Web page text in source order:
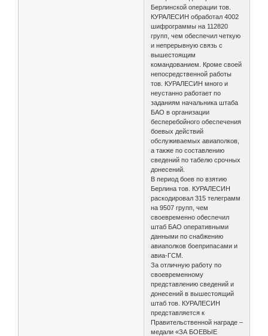
Берлинской операции тов.
КУРАЛЕСИН обработал 4002
шифрограммы на 112820
групп, чем обеспечил четкую
и непрерывную связь с
вышестоящим
командованием. Кроме своей
непосредственной работы
тов. КУРАЛЕСИН много и
неустанно работает по
заданиям начальника штаба
БАО в организации
бесперебойного обеспечения
боевых действий
обслуживаемых авиаполков,
а также по составлению
сведений по табелю срочных
донесений.
В период боев по взятию
Берлина тов. КУРАЛЕСИН
раскодировал 315 телеграмм
на 9507 групп, чем
своевременно обеспечил
штаб БАО оперативными
данными по снабжению
авиаполков боеприпасами и
авиа-ГСМ.
За отличную работу по
своевременному
представлению сведений и
донесений в вышестоящий
штаб тов. КУРАЛЕСИН
представляется к
Правительственной награде –
медали «ЗА БОЕВЫЕ